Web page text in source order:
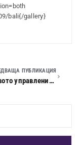
bali{/gallery}
ПУБЛИКАЦИЯ
Финансовото управление и счетоводното отчитане на предприятието.